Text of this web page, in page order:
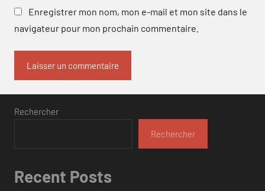
Enregistrer mon nom, mon e-mail et mon site dans le
navigateur pour mon prochain commentaire.
Rechercher
Rechercher
Recent Posts